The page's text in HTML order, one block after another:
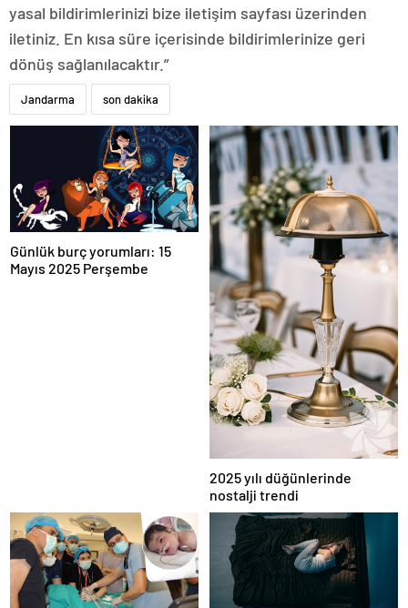
yasal bildirimlerinizi bize iletişim sayfası üzerinden
iletiniz. En kısa süre içerisinde bildirimlerinize geri
dönüş sağlanılacaktır.”
Jandarma son dakika
Günlük burç yorumları: 15
Mayıs 2025 Perşembe
2025 yılı düğünlerinde
nostalji trendi